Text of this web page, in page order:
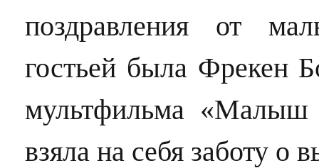
поздравления от
гостьей была Фрекен
мультфильма «Малыш
взяла на себя заботу о